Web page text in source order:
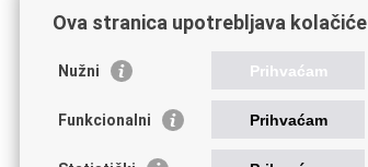
Ova stranica upotrebljava kolačiće
Nužni Prihvaćam
Funkcionalni Prihvaćam